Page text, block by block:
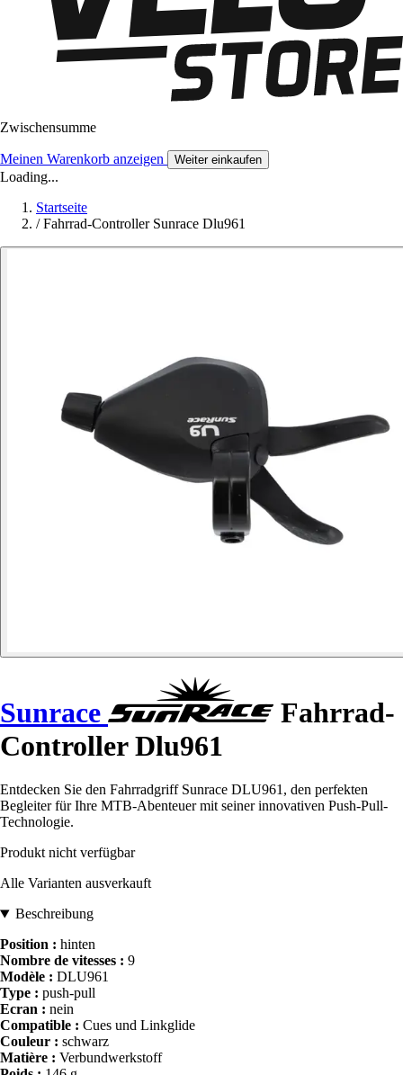
Zwischensumme
Meinen Warenkorb anzeigen Weiter einkaufen
Loading...
Startseite
/ Fahrrad-Controller Sunrace Dlu961
Sunrace
Fahrrad-
Controller Dlu961
Entdecken Sie den Fahrradgriff Sunrace DLU961, den perfekten
Begleiter für Ihre MTB-Abenteuer mit seiner innovativen Push-Pull-
Technologie.
Produkt nicht verfügbar
Alle Varianten ausverkauft
Beschreibung
Position : hinten
Nombre de vitesses : 9
Modèle : DLU961
Type : push-pull
Ecran : nein
Compatible : Cues und Linkglide
Couleur : schwarz
Matière : Verbundwerkstoff